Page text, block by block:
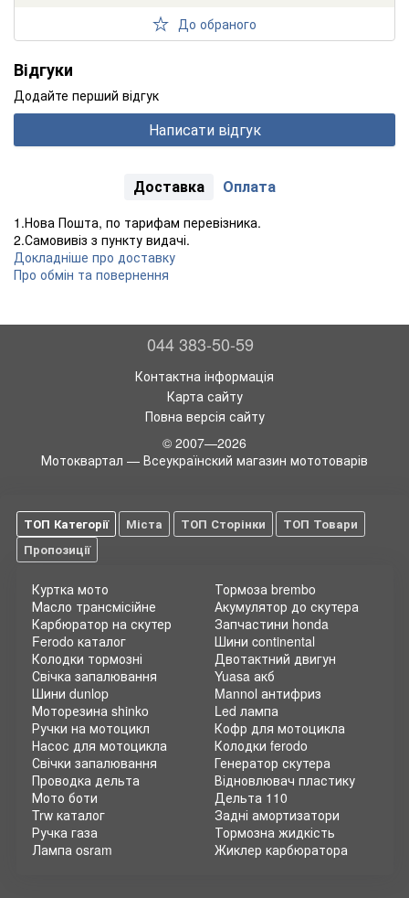
До обраного
Відгуки
Додайте перший відгук
Написати відгук
Доставка Оплата
1.Нова Пошта, по тарифам перевізника.
2.Самовивіз з пункту видачі.
Докладніше про доставку
Про обмін та повернення
044 383-50-59
Контактна інформація
Карта сайту
Повна версія сайту
© 2007—2026
Мотоквартал — Всеукраїнский магазин мототоварів
ТОП Категорії Міста ТОП Сторінки
ТОП Товари
Пропозиції
Куртка мото
Масло трансмісійне
Карбюратор на скутер
Ferodo каталог
Колодки тормозні
Свічка запалювання
Шини dunlop
Моторезина shinko
Тормоза brembo
Акумулятор до скутера
Запчастини honda
Шини continental
Двотактний двигун
Yuasa акб
Mannol антифриз
Led лампа
Ручки на мотоцикл
Насос для мотоцикла
Свічки запалювання
Проводка дельта
Мото боти
Trw каталог
Ручка газа
Лампа osram
Кофр для мотоцикла
Колодки ferodo
Генератор скутера
Відновлювач пластику
Дельта 110
Задні амортизатори
Тормозна жидкість
Жиклер карбюратора